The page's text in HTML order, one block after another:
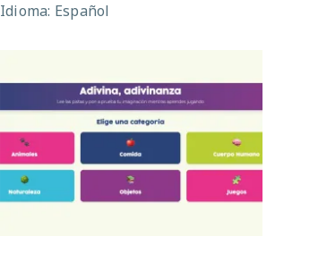
Idioma: Español
Adivina, adivinanza